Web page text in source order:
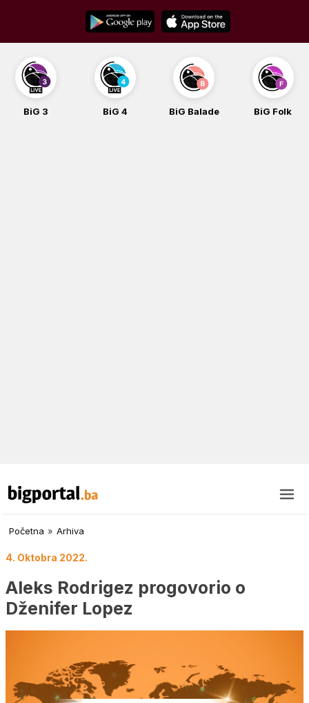
content
BiG 3 BiG 4 BiG Balade BiG Folk
Početna » Arhiva
4. Oktobra 2022.
Aleks Rodrigez progovorio o
Dženifer Lopez